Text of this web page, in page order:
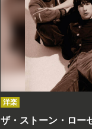
洋楽
ザ・ストーン・ロー